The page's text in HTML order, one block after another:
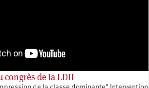
congrès de la LDH